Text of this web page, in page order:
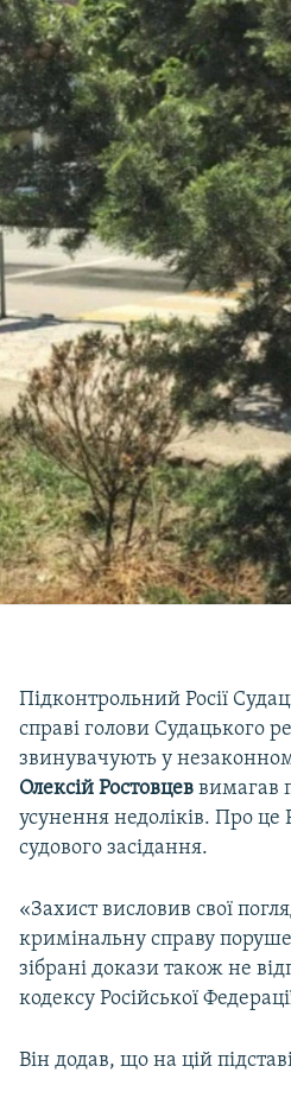
Підконтрольний Росії
справі голови Судацького
звинувачують у
Олексій Ростовцев вимагав
усунення недоліків. Про
судового засідання.
«Захист висловив свої
кримінальну справу
зібрані докази також не
кодексу Російської
Він додав, що на цій